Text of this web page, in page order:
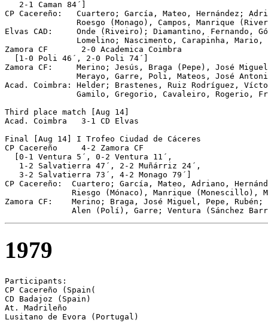
   2-1 Caman 84´]
CP Cacereño:   Cuartero; García, Mateo, Hernández;
Roesgo (Monago), Campos, Manrique
Elvas CAD:     Onde (Riveiro); Diamantino, Fernando,
Lomelino; Nascimento, Carapinha,
Zamora CF	2-0 Academica Coimbra
  [1-0 Poli 46´, 2-0 Poli 74´]
Zamora CF:     Merino; Jesús, Braga (Pepe), José
Merayo, Garre, Poli, Mateos, José
Acad. Coimbra: Helder; Brastenes, Ruiz Rodríguez,
Gamilo, Gregorio, Cavaleiro, Rogerio,
Third place match [Aug 14]
Acad. Coimbra	3-1 CD Elvas
Final [Aug 14] I Trofeo Ciudad de Cáceres
CP Cacereño	4-2 Zamora CF
  [0-1 Ventura 5´, 0-2 Ventura 11´,
   1-2 Salvatierra 47´, 2-2 Muñárriz 24´,
   3-2 Salvatierra 73´, 4-2 Monago 79´]
CP Cacereño:  Cuartero; García, Mateo, Adriano,
Riesgo (Mónaco), Manrique (Monescillo),
Zamora CF:    Merino; Braga, José Miguel, Pepe,
Alen (Polí), Garre; Ventura (Sánchez
1979
Participants:
CP Cacereño (Spain(
CD Badajoz (Spain)
At. Madrileño
Lusitano de Evora (Portugal)